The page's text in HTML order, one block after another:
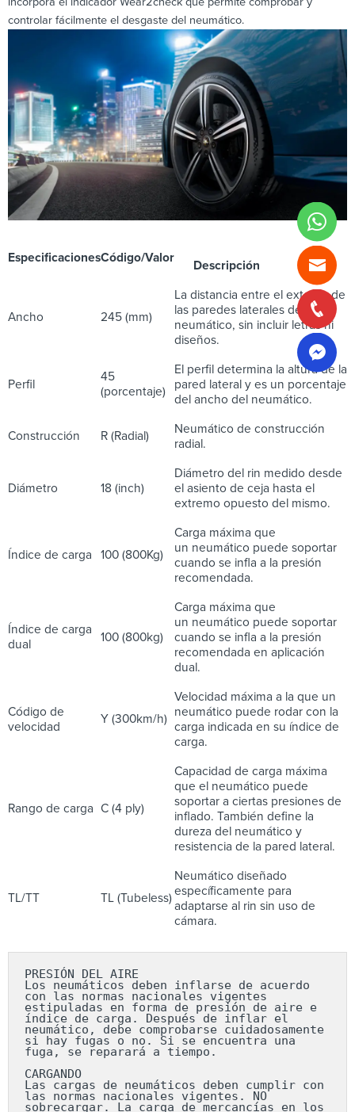
controlar fácilmente el desgaste del neumático.
EspecificacionesCódigo/Valor
Descripción
Ancho 245 (mm)
La distancia entre el exterior de
las paredes laterales de un
neumático, sin incluir letras ni
diseños.
Perfil
45
(porcentaje)
El perfil determina la altura de la
pared lateral y es un porcentaje
del ancho del neumático.
Construcción R (Radial)
Neumático de construcción
radial.
Diámetro 18 (inch)
Diámetro del rin medido desde
el asiento de ceja hasta el
extremo opuesto del mismo.
Índice de carga 100 (800Kg)
Carga máxima que
un neumático puede soportar
cuando se infla a la presión
recomendada.
Índice de carga
dual
100 (800kg)
Carga máxima que
un neumático puede soportar
cuando se infla a la presión
recomendada en aplicación
dual.
Código de
velocidad
Y (300km/h)
Velocidad máxima a la que un
neumático puede rodar con la
carga indicada en su índice de
carga.
Rango de carga C (4 ply)
Capacidad de carga máxima
que el neumático puede
soportar a ciertas presiones de
inflado. También define la
dureza del neumático y
resistencia de la pared lateral.
TL/TT TL (Tubeless)
Neumático diseñado
específicamente para
adaptarse al rin sin uso de
cámara.
PRESIÓN DEL AIRE
Los neumáticos deben inflarse de acuerdo
con las normas nacionales vigentes
estipuladas en forma de presión de aire e
índice de carga. Después de inflar el
neumático, debe comprobarse cuidadosamente
si hay fugas o no. Si se encuentra una
fuga, se reparará a tiempo.
CARGANDO
Las cargas de neumáticos deben cumplir con
las normas nacionales vigentes. NO
sobrecargar. La carga de mercancías en los